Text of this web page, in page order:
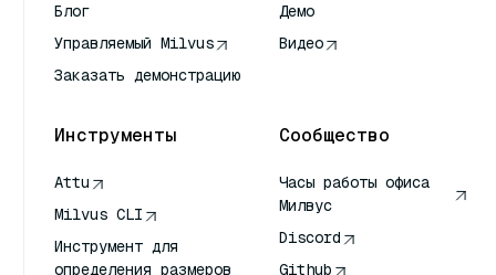
Блог
Управляемый Milvus
Заказать демонстрацию
Демо
Видео
Инструменты
Attu
Milvus CLI
Инструмент для
определения размеров
Сообщество
Часы работы офиса
Милвус
Discord
Github